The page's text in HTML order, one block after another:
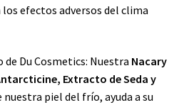
efectos adversos del clima
Du Cosmetics: Nuestra Nacary
Extracto de Seda y
piel del frío, ayuda a su